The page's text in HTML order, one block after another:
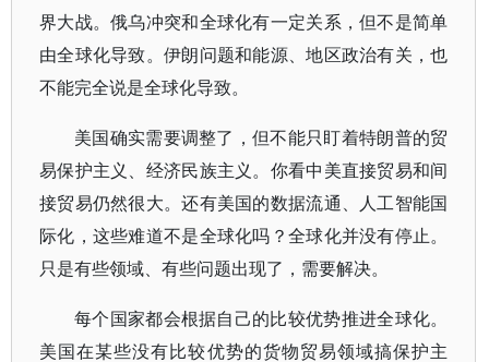
界大战。俄乌冲突和全球化有一定关系，但不是简单
由全球化导致。伊朗问题和能源、地区政治有关，也
不能完全说是全球化导致。
美国确实需要调整了，但不能只盯着特朗普的贸
易保护主义、经济民族主义。你看中美直接贸易和间
接贸易仍然很大。还有美国的数据流通、人工智能国
际化，这些难道不是全球化吗？全球化并没有停止。
只是有些领域、有些问题出现了，需要解决。
每个国家都会根据自己的比较优势推进全球化。
美国在某些没有比较优势的货物贸易领域搞保护主